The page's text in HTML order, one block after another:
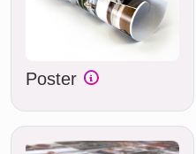
Poster